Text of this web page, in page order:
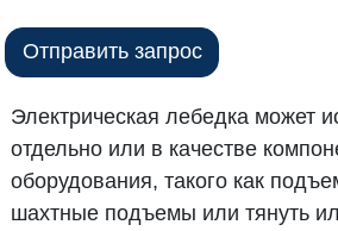
Отправить запрос
Электрическая лебедка может
отдельно или в качестве
оборудования, такого как
шахтные подъемы или тянуть